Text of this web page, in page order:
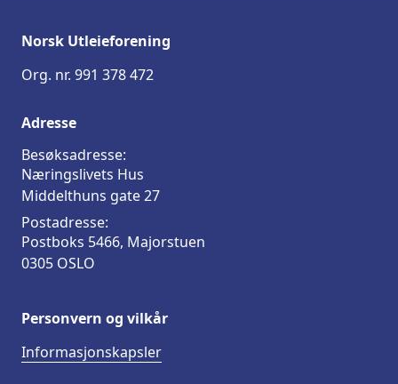
Norsk Utleieforening
Org. nr. 991 378 472
Adresse
Besøksadresse:
Næringslivets Hus
Middelthuns gate 27
Postadresse:
Postboks 5466, Majorstuen
0305 OSLO
Personvern og vilkår
Informasjonskapsler